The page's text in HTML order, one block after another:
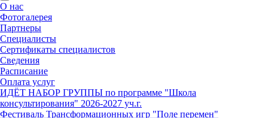
О нас
Фотогалерея
Партнеры
Специалисты
Сертификаты специалистов
Сведения
Расписание
Оплата услуг
ИДЁТ НАБОР ГРУППЫ по программе "Школа
консультирования" 2026-2027 уч.г.
Фестиваль Трансформационных игр "Поле перемен"